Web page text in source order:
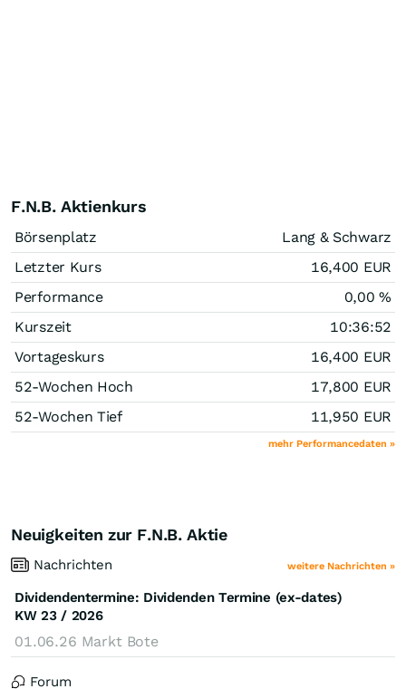
F.N.B. Aktienkurs
Börsenplatz
Lang & Schwarz
Letzter Kurs
16,400 EUR
Performance
0,00%
Kurszeit
10:36:52
Vortageskurs
16,400 EUR
52-Wochen Hoch
17,800 EUR
52-Wochen Tief
11,950 EUR
mehr Performancedaten »
Neuigkeiten zur F.N.B. Aktie
Nachrichten weitere Nachrichten »
Dividendentermine: Dividenden Termine (ex-dates)
KW 23 / 2026
01.06.26 Markt Bote
Forum